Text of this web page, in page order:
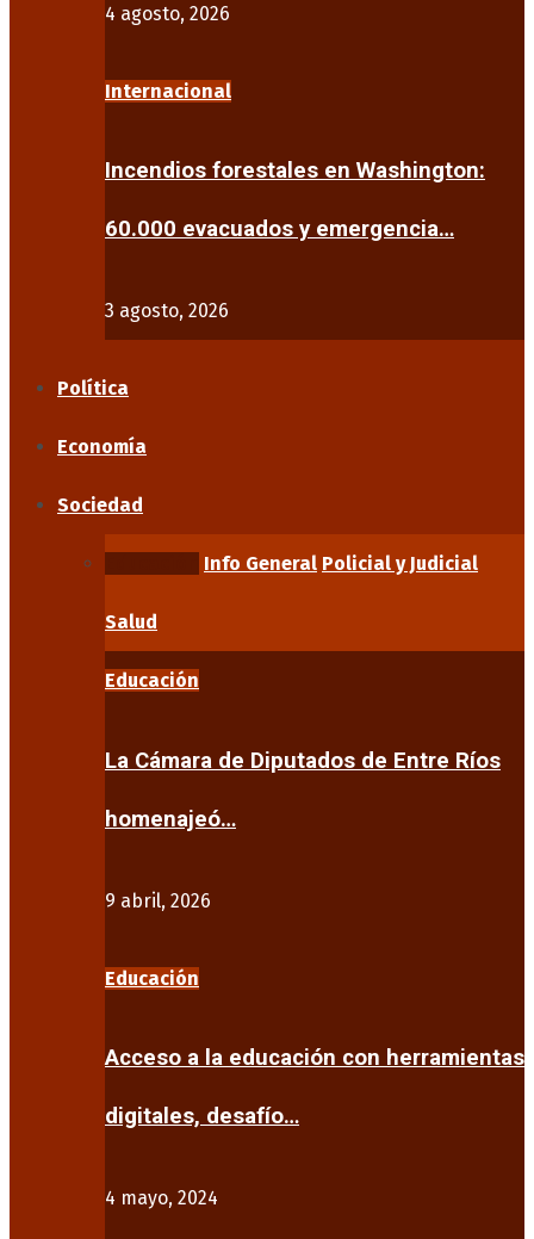
4 agosto, 2026
Internacional
Incendios forestales en Washington:
60.000 evacuados y emergencia…
3 agosto, 2026
Política
Economía
Sociedad
Info General Policial y Judicial
Salud
Educación
La Cámara de Diputados de Entre Ríos
homenajeó…
9 abril, 2026
Educación
Acceso a la educación con herramientas
digitales, desafío…
4 mayo, 2024